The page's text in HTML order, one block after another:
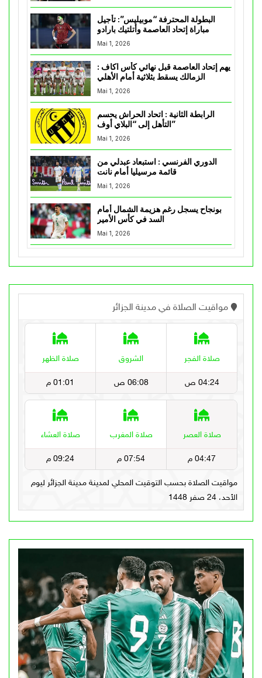
البطولة المحترفة “موبيليس”: تأجيل
مباراة إتحاد العاصمة وأتلتيك بارادو
Mai 1, 2026
يهم إتحاد العاصمة قبل نهائي كأس اكاف :
Mai 1, 2026
الرابطة الثانية : اتحاد الحراش يحسم
التأهل إلى “البلاي أوف”
Mai 1, 2026
الدوري الفرنسي : استبعاد عبدلي من
قائمة مرسيليا أمام نانت
Mai 1, 2026
بونجاح يسجل رغم هزيمة الشمال أمام
السد في كأس الأمير
Mai 1, 2026